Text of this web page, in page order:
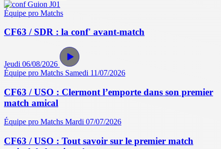
Équipe pro Matchs
CF63 / SDR : la conf' avant-match
Jeudi 06/08/2026
Équipe pro Matchs Samedi 11/07/2026
CF63 / USO : Clermont l’emporte dans son premier
match amical
Équipe pro Matchs Mardi 07/07/2026
CF63 / USO : Tout savoir sur le premier match